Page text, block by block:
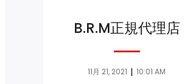
B.R.M正規代理店
11月 21, 2021 | 10:01 AM